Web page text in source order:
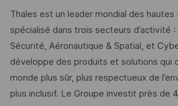
Thales est un leader mondial des hautes
spécialisé dans trois secteurs d’activité
Sécurité, Aéronautique & Spatial, et
développe des produits et solutions qui
monde plus sûr, plus respectueux de
plus inclusif. Le Groupe investit près de